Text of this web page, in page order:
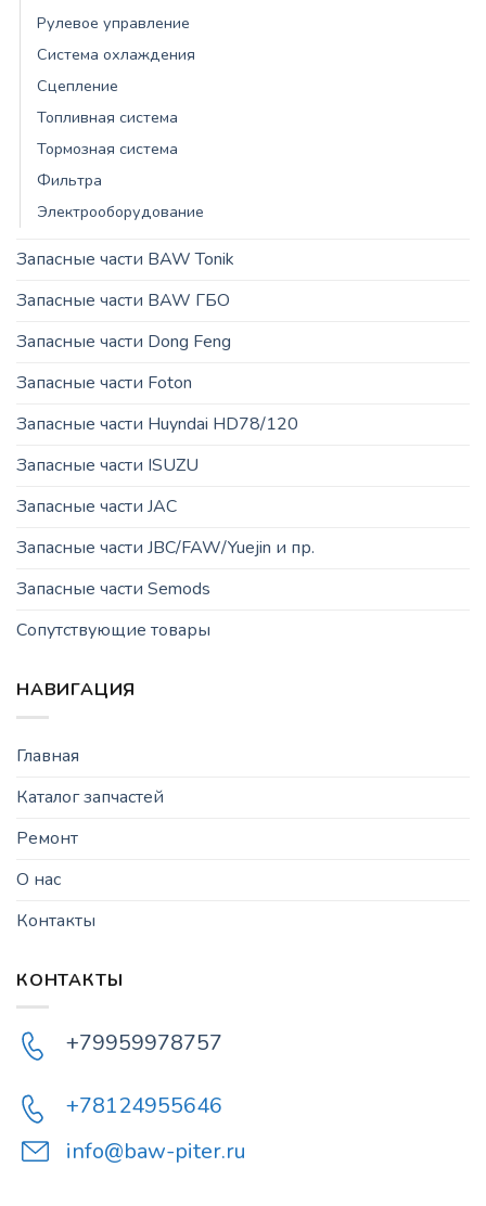
Рулевое управление
Система охлаждения
Сцепление
Топливная система
Тормозная система
Фильтра
Электрооборудование
Запасные части BAW Tonik
Запасные части BAW ГБО
Запасные части Dong Feng
Запасные части Foton
Запасные части Huyndai HD78/120
Запасные части ISUZU
Запасные части JAC
Запасные части JBC/FAW/Yuejin и пр.
Запасные части Semods
Сопутствующие товары
НАВИГАЦИЯ
Главная
Каталог запчастей
Ремонт
О нас
Контакты
КОНТАКТЫ
+79959978757
+78124955646
info@baw-piter.ru